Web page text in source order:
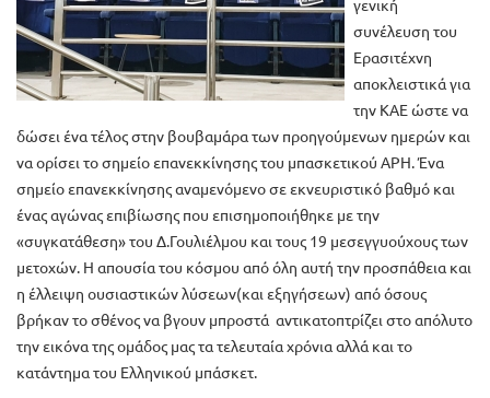
γενική
συνέλευση του
Ερασιτέχνη
αποκλειστικά για
την ΚΑΕ ώστε να
δώσει ένα τέλος στην βουβαμάρα των προηγούμενων ημερών και
να ορίσει το σημείο επανεκκίνησης του μπασκετικού ΑΡΗ. Ένα
σημείο επανεκκίνησης αναμενόμενο σε εκνευριστικό βαθμό και
ένας αγώνας επιβίωσης που επισημοποιήθηκε με την
«συγκατάθεση» του Δ.Γουλιέλμου και τους 19 μεσεγγυούχους των
μετοχών. Η απουσία του κόσμου από όλη αυτή την προσπάθεια και
η έλλειψη ουσιαστικών λύσεων(και εξηγήσεων) από όσους
βρήκαν το σθένος να βγουν μπροστά αντικατοπτρίζει στο απόλυτο
την εικόνα της ομάδος μας τα τελευταία χρόνια αλλά και το
κατάντημα του Ελληνικού μπάσκετ.